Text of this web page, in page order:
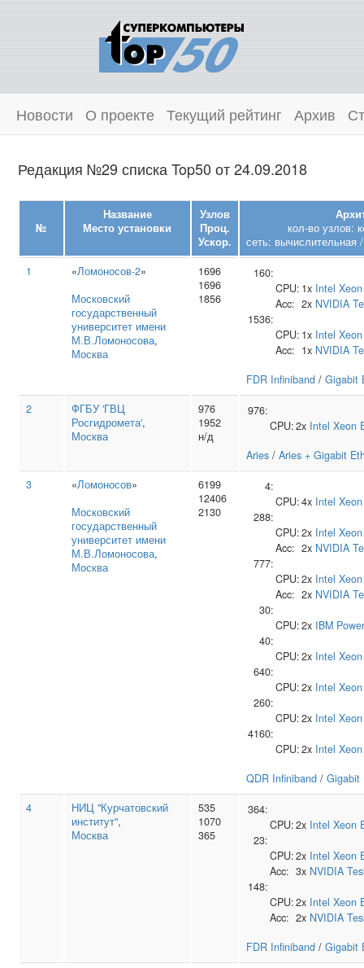
Новости О проекте Текущий рейтинг Архив
Редакция №29 списка Top50 от 24.09.2018
№
Название
Место установки
Узлов
Проц.
Ускор.
кол-во узлов:
сеть: вычислительная
1
«Ломоносов-2»
Московский
государственный
университет имени
М.В.Ломоносова,
Москва
1696
1696
1856
160:
CPU: 1x Intel
Acc: 2x NVIDIA
1536:
CPU: 1x Intel
Acc: 1x NVIDIA
FDR Infiniband / Gigabit
2
ФГБУ 'ГВЦ
Росгидромета',
Москва
976
1952
н/д
976:
CPU:2x Intel Xeon
Aries / Aries + Gigabit
3
«Ломоносов»
Московский
государственный
университет имени
М.В.Ломоносова,
Москва
6199
12406
2130
4:
CPU:4x Intel
288:
CPU:2x Intel
Acc: 2x NVIDIA
777:
CPU:2x Intel
Acc: 2x NVIDIA
30:
CPU:2x IBM
40:
CPU:2x Intel
640:
CPU:2x Intel
260:
CPU:2x Intel
4160:
CPU:2x Intel
QDR Infiniband / Gigabit
4
НИЦ "Курчатовский
институт",
Москва
535
1070
365
364:
CPU:2x Intel Xeon
23:
CPU:2x Intel Xeon
Acc: 3x NVIDIA
148:
CPU:2x Intel Xeon
Acc: 2x NVIDIA
FDR Infiniband / Gigabit